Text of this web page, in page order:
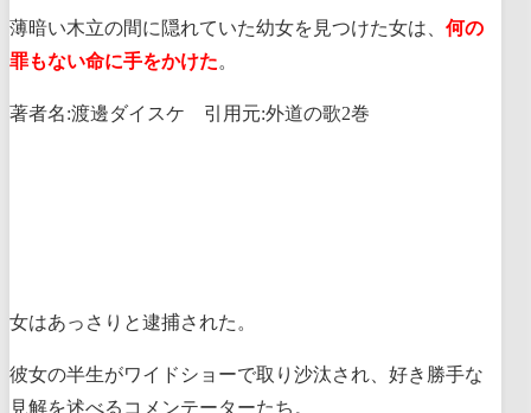
薄暗い木立の間に隠れていた幼女を見つけた女は、 何の
罪もない命に手をかけた。
著者名:渡邊ダイスケ 引用元:外道の歌2巻
女はあっさりと逮捕された。
彼女の半生がワイドショーで取り沙汰され、好き勝手な
見解を述べるコメンテーターたち。